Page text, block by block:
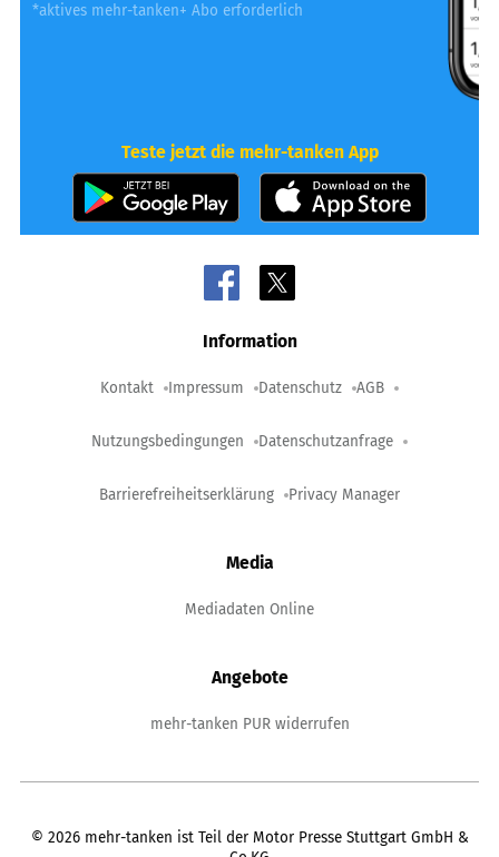
*aktives mehr-tanken+ Abo erforderlich
Teste jetzt die mehr-tanken App
Information
Kontakt Impressum Datenschutz AGB
Nutzungsbedingungen Datenschutzanfrage
Barrierefreiheitserklärung Privacy Manager
Media
Mediadaten Online
Angebote
mehr-tanken PUR widerrufen
© 2026 mehr-tanken ist Teil der Motor Presse Stuttgart GmbH &